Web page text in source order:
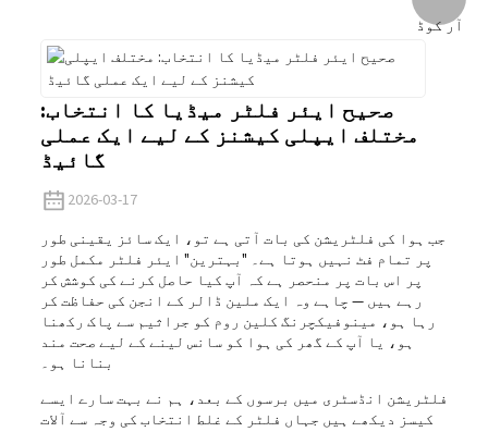
صحیح ایئر فلٹر میڈیا کا انتخاب:
مختلف ایپلی کیشنز کے لیے ایک عملی
گائیڈ
2026-03-17
جب ہوا کی فلٹریشن کی بات آتی ہے تو، ایک سائز یقینی طور
پر تمام فٹ نہیں ہوتا ہے۔ "بہترین" ایئر فلٹر مکمل طور
پر اس بات پر منحصر ہے کہ آپ کیا حاصل کرنے کی کوشش کر
رہے ہیں — چاہے وہ ایک ملین ڈالر کے انجن کی حفاظت کر
رہا ہو، مینوفیکچرنگ کلین روم کو جراثیم سے پاک رکھنا
ہو، یا آپ کے گھر کی ہوا کو سانس لینے کے لیے صحت مند
بنانا ہو۔
فلٹریشن انڈسٹری میں برسوں کے بعد، ہم نے بہت سارے ایسے
کیسز دیکھے ہیں جہاں فلٹر کے غلط انتخاب کی وجہ سے آلات